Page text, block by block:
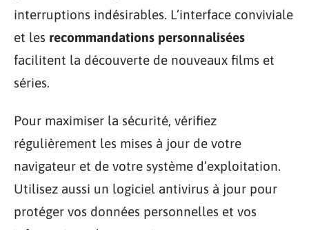
interruptions indésirables. L’interface conviviale
et les recommandations personnalisées
facilitent la découverte de nouveaux films et
séries.
Pour maximiser la sécurité, vérifiez
régulièrement les mises à jour de votre
navigateur et de votre système d’exploitation.
Utilisez aussi un logiciel antivirus à jour pour
protéger vos données personnelles et vos